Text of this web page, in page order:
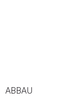
ABBAU